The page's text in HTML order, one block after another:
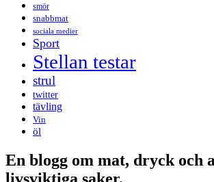
smör
snabbmat
sociala medier
Sport
Stellan testar
strul
twitter
tävling
Vin
öl
En blogg om mat, dryck och